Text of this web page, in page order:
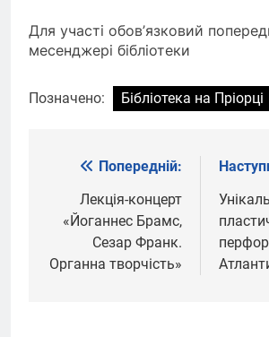
Для участі обов’язковий
месенджері бібліотеки
Позначено: Бібліотека на Пріорці
Навігація
записів
Попередній:
Лекція-концерт
«Йоганнес Брамс,
Сезар Франк.
Органна творчість»